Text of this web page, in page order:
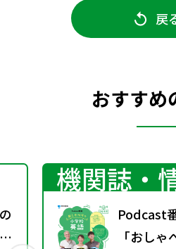
戻
おすすめ
機関誌・
Podcast
「おし